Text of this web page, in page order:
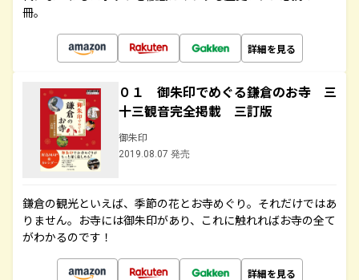
冊。
詳細を見る
０１ 御朱印でめぐる鎌倉のお寺 三
十三観音完全掲載 三訂版
御朱印
2019.08.07 発売
鎌倉の観光といえば、季節の花とお寺めぐり。それだけではあ
りません。お寺には御朱印があり、これに触れればお寺の全て
がわかるのです！
詳細を見る